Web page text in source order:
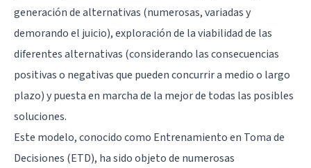
generación de alternativas (numerosas, variadas y
demorando el juicio), exploración de la viabilidad de las
diferentes alternativas (considerando las consecuencias
positivas o negativas que pueden concurrir a medio o largo
plazo) y puesta en marcha de la mejor de todas las posibles
soluciones.
Este modelo, conocido como Entrenamiento en Toma de
Decisiones (ETD), ha sido objeto de numerosas